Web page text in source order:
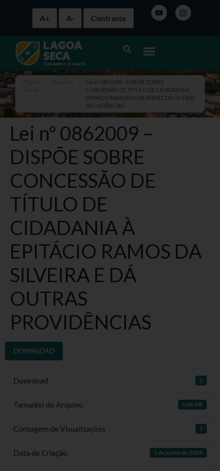
A+ A- Contraste
Lei nº 0862009 – DISPÕE SOBRE
CONCESSÃO DE TÍTULO DE CIDADANIA À
EPITÁCIO RAMOS DA SILVEIRA E DÁ OUTRAS
PROVIDÊNCIAS
Lei nº 0862009 –
DISPÕE SOBRE
CONCESSÃO DE
TÍTULO DE
CIDADANIA À
EPITÁCIO RAMOS DA
SILVEIRA E DÁ
OUTRAS
PROVIDÊNCIAS
DOWNLOAD
Download 2
Tamanho do Arquivo 0.00 KB
Contagem de Visualizações 1
Data de Criação 1 de junho de 2009